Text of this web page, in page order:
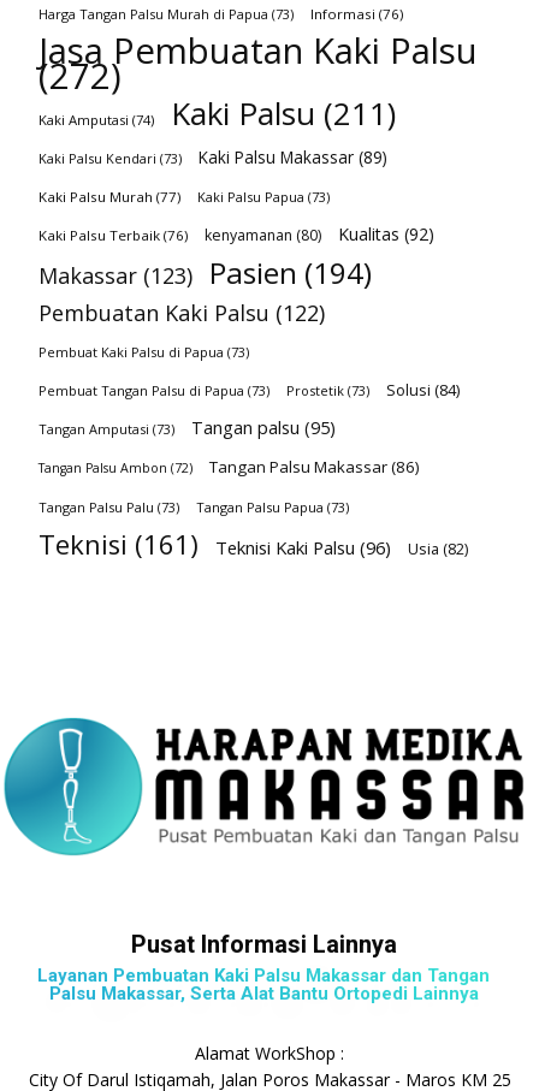
Harga Tangan Palsu Murah di Papua (73) Informasi (76)
Jasa Pembuatan Kaki Palsu
(272)
Kaki Amputasi (74) Kaki Palsu (211)
Kaki Palsu Kendari (73) Kaki Palsu Makassar (89)
Kaki Palsu Murah (77) Kaki Palsu Papua (73)
Kaki Palsu Terbaik (76) kenyamanan (80) Kualitas (92)
Makassar (123) Pasien (194)
Pembuatan Kaki Palsu (122)
Pembuat Kaki Palsu di Papua (73)
Pembuat Tangan Palsu di Papua (73) Prostetik (73) Solusi (84)
Tangan Amputasi (73) Tangan palsu (95)
Tangan Palsu Ambon (72) Tangan Palsu Makassar(86)
Tangan Palsu Palu (73) Tangan Palsu Papua (73)
Teknisi (161) Teknisi Kaki Palsu (96) Usia (82)
Pusat Informasi Lainnya
Layanan Pembuatan Kaki Palsu Makassar dan Tangan
Palsu Makassar, Serta Alat Bantu Ortopedi Lainnya
Alamat WorkShop :
City Of Darul Istiqamah, Jalan Poros Makassar - Maros KM 25